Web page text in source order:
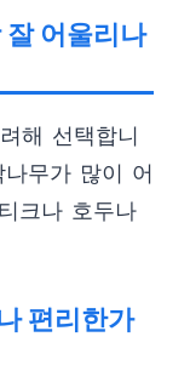
잘 어울리나
해 선택합니
무가 많이 어
크나 호두나
편리한가